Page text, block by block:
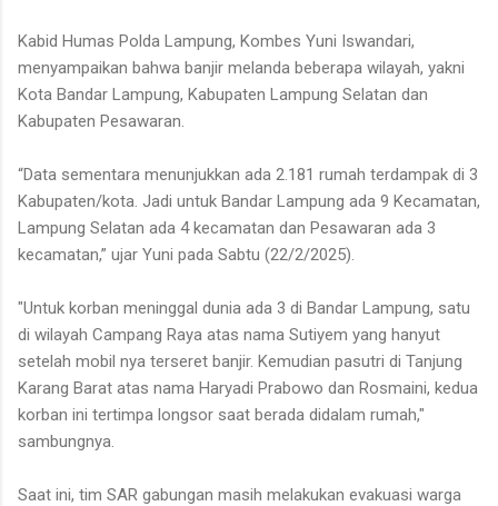
Kabid Humas Polda Lampung, Kombes Yuni Iswandari,
menyampaikan bahwa banjir melanda beberapa wilayah, yakni
Kota Bandar Lampung, Kabupaten Lampung Selatan dan
Kabupaten Pesawaran.
“Data sementara menunjukkan ada 2.181 rumah terdampak di 3
Kabupaten/kota. Jadi untuk Bandar Lampung ada 9 Kecamatan,
Lampung Selatan ada 4 kecamatan dan Pesawaran ada 3
kecamatan,” ujar Yuni pada Sabtu (22/2/2025).
"Untuk korban meninggal dunia ada 3 di Bandar Lampung, satu
di wilayah Campang Raya atas nama Sutiyem yang hanyut
setelah mobil nya terseret banjir. Kemudian pasutri di Tanjung
Karang Barat atas nama Haryadi Prabowo dan Rosmaini, kedua
korban ini tertimpa longsor saat berada didalam rumah,"
sambungnya.
Saat ini, tim SAR gabungan masih melakukan evakuasi warga